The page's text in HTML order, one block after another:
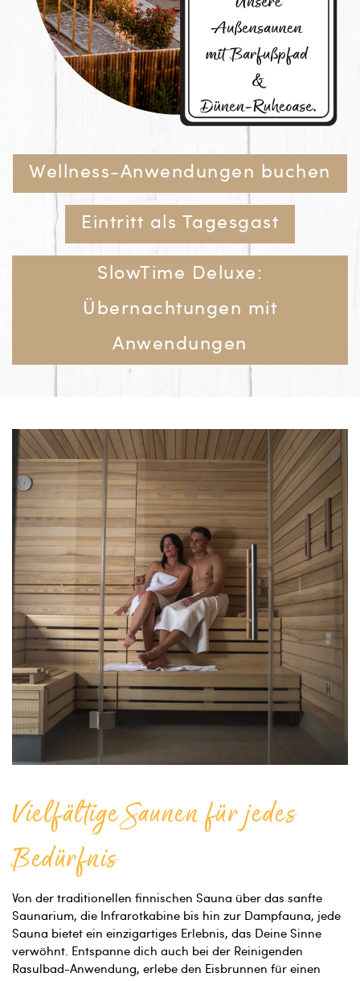
Wellness-Anwendungen buchen
Eintritt als Tagesgast
SlowTime Deluxe:
Übernachtungen mit
Anwendungen
Vielfältige Saunen für jedes
Bedürfnis
Von der traditionellen finnischen Sauna über das sanfte
Saunarium, die Infrarotkabine bis hin zur Dampfauna, jede
Sauna bietet ein einzigartiges Erlebnis, das Deine Sinne
verwöhnt. Entspanne dich auch bei der Reinigenden
Rasulbad-Anwendung, erlebe den Eisbrunnen für einen